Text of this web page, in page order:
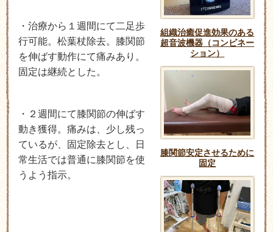
組織治癒促進効果のある
超音波機器（コンビネー
ション）
膝関節安定させるために
固定
・治療から１週間にて二足歩
行可能。松葉杖除去。膝関節
を伸ばす動作にて痛みあり。
固定は継続とした。
・２週間にて膝関節の伸ばす
動き獲得。痛みは、少し残っ
ているが、固定除去とし、日
常生活では普通に膝関節を使
うよう指示。